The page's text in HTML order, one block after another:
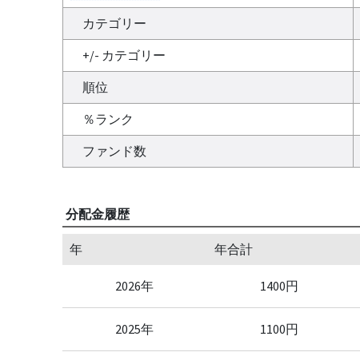
カテゴリー
+/- カテゴリー
順位
％ランク
ファンド数
分配金履歴
年 年合計
2026年 1400円
2025年 1100円